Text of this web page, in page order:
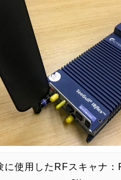
に使用したRFスキャナ